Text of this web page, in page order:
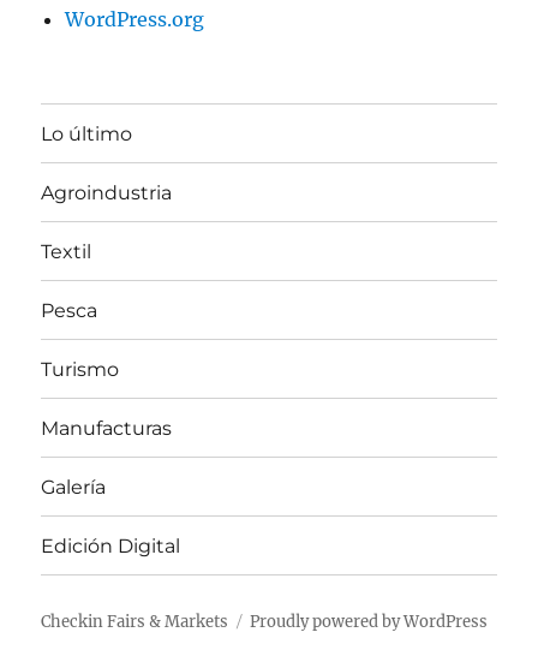
WordPress.org
Lo último
Agroindustria
Textil
Pesca
Turismo
Manufacturas
Galería
Edición Digital
Checkin Fairs & Markets Proudly powered by WordPress